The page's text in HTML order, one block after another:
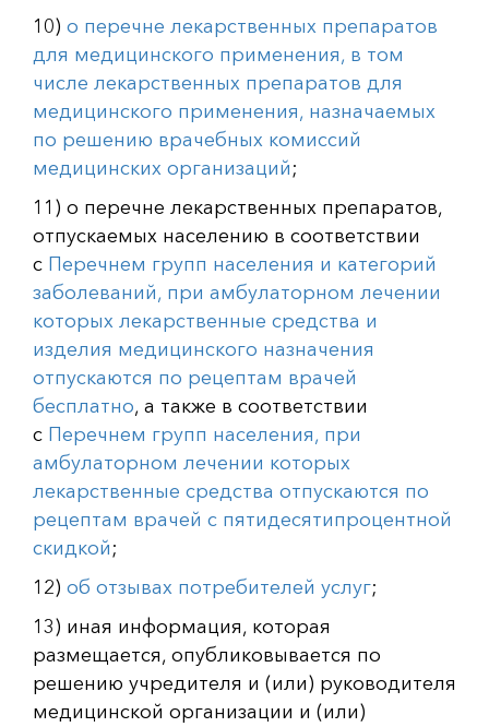
10) о перечне лекарственных препаратов
для медицинского применения, в том
числе лекарственных препаратов для
медицинского применения, назначаемых
по решению врачебных комиссий
медицинских организаций;
11) о перечне лекарственных препаратов,
отпускаемых населению в соответствии
с Перечнем групп населения и категорий
заболеваний, при амбулаторном лечении
которых лекарственные средства и
изделия медицинского назначения
отпускаются по рецептам врачей
бесплатно, а также в соответствии
с Перечнем групп населения, при
амбулаторном лечении которых
лекарственные средства отпускаются по
рецептам врачей с пятидесятипроцентной
скидкой;
12) об отзывах потребителей услуг;
13) иная информация, которая
размещается, опубликовывается по
решению учредителя и (или) руководителя
медицинской организации и (или)